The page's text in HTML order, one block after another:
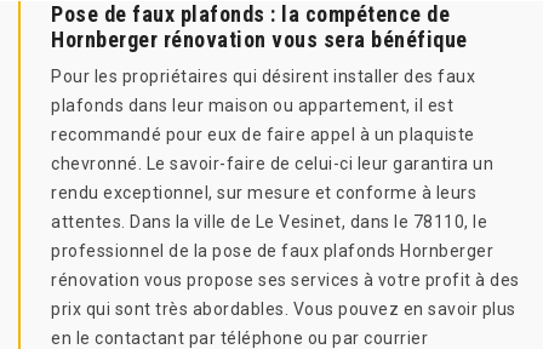
Pose de faux plafonds : la compétence de
Hornberger rénovation vous sera bénéfique
Pour les propriétaires qui désirent installer des faux
plafonds dans leur maison ou appartement, il est
recommandé pour eux de faire appel à un plaquiste
chevronné. Le savoir-faire de celui-ci leur garantira un
rendu exceptionnel, sur mesure et conforme à leurs
attentes. Dans la ville de Le Vesinet, dans le 78110, le
professionnel de la pose de faux plafonds Hornberger
rénovation vous propose ses services à votre profit à des
prix qui sont très abordables. Vous pouvez en savoir plus
en le contactant par téléphone ou par courrier